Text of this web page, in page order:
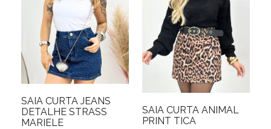
SAIA CURTA JEANS
DETALHE STRASS
MARIELE
SAIA CURTA ANIMAL
PRINT TICA